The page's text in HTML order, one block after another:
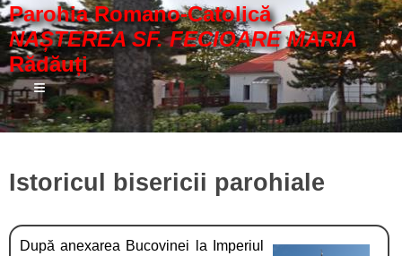
Parohia Romano-Catolică
NAȘTEREA SF. FECIOARE MARIA
Rădăuți
≡
Istoricul bisericii parohiale
După anexarea Bucovinei la Imperiul